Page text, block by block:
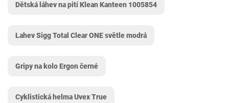
Dětská láhev na pití Klean Kanteen 1005854
Lahev Sigg Total Clear ONE světle modrá
Gripy na kolo Ergon černé
Cyklistická helma Uvex True